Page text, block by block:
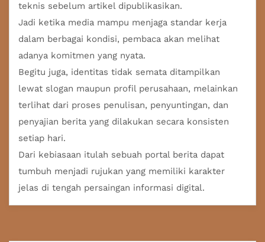
teknis sebelum artikel dipublikasikan.
Jadi ketika media mampu menjaga standar kerja
dalam berbagai kondisi, pembaca akan melihat
adanya komitmen yang nyata.
Begitu juga, identitas tidak semata ditampilkan
lewat slogan maupun profil perusahaan, melainkan
terlihat dari proses penulisan, penyuntingan, dan
penyajian berita yang dilakukan secara konsisten
setiap hari.
Dari kebiasaan itulah sebuah portal berita dapat
tumbuh menjadi rujukan yang memiliki karakter
jelas di tengah persaingan informasi digital.